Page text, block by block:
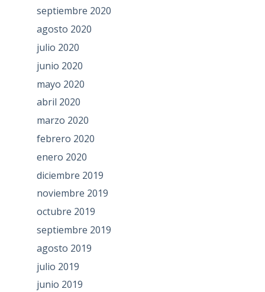
septiembre 2020
agosto 2020
julio 2020
junio 2020
mayo 2020
abril 2020
marzo 2020
febrero 2020
enero 2020
diciembre 2019
noviembre 2019
octubre 2019
septiembre 2019
agosto 2019
julio 2019
junio 2019